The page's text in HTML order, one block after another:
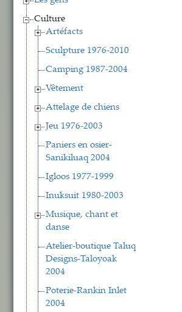
Culture
Artéfacts
Sculpture 1976-2010
Camping 1987-2004
Vêtement
Attelage de chiens
Jeu 1976-2003
Paniers en osier-
Sanikiluaq 2004
Igloos 1977-1999
Inuksuit 1980-2003
Musique, chant et
danse
Atelier-boutique Taluq
Designs-Taloyoak
2004
Poterie-Rankin Inlet
2004